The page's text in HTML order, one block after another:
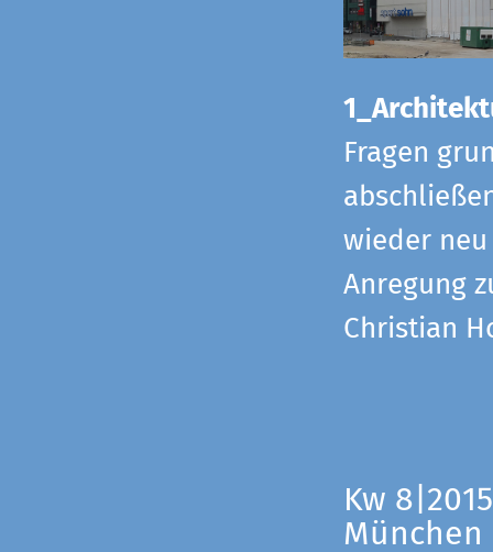
Fragen
wieder
Anregung
Christian
Kw
München